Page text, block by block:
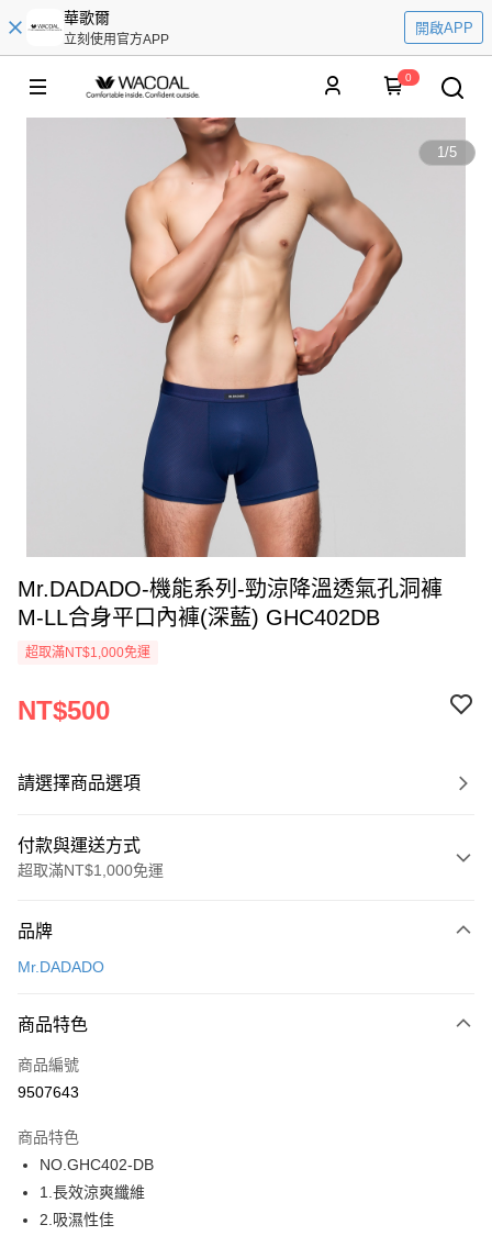
華歌爾
立刻使用官方APP
開啟APP
0
1/5
Mr.DADADO-機能系列-勁涼降溫透氣孔洞褲
M-LL合身平口內褲(深藍) GHC402DB
超取滿NT$1,000免運
NT$500
請選擇商品選項
付款與運送方式
超取滿NT$1,000免運
信用卡一次付款
LINE Pay
街口支付
運送方式
全家取貨付款
每筆NT$80，滿NT$1,000(含以上)免運費
品牌
Mr.DADADO
商品特色
商品編號
9507643
商品特色
NO.GHC402-DB
1.長效涼爽纖維
2.吸濕性佳